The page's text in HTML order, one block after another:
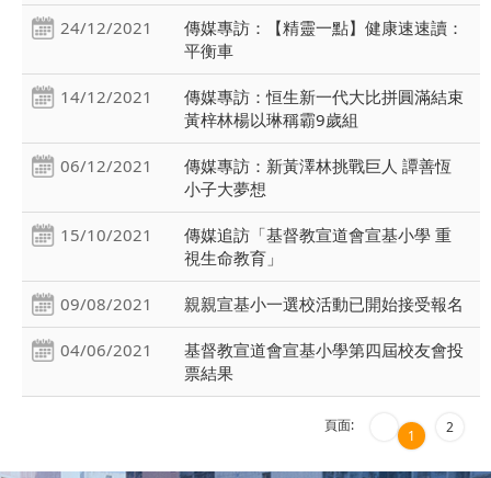
24/12/2021
傳媒專訪：【精靈一點】健康速速讀：
平衡車
14/12/2021
傳媒專訪：恒生新一代大比拼圓滿結束
黃梓林楊以琳稱霸9歲組
06/12/2021
傳媒專訪：新黃澤林挑戰巨人 譚善恆
小子大夢想
15/10/2021
傳媒追訪「基督教宣道會宣基小學 重
視生命教育」
09/08/2021 親親宣基小一選校活動已開始接受報名
04/06/2021
基督教宣道會宣基小學第四屆校友會投
票結果
頁面:
1 2